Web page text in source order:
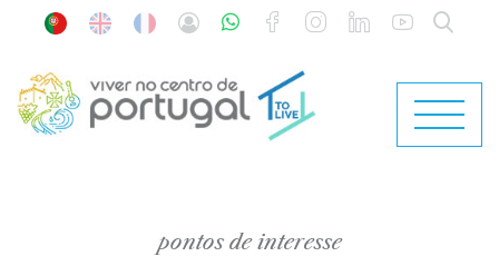
pontos de interesse